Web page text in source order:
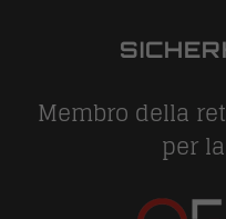
Membro della
per